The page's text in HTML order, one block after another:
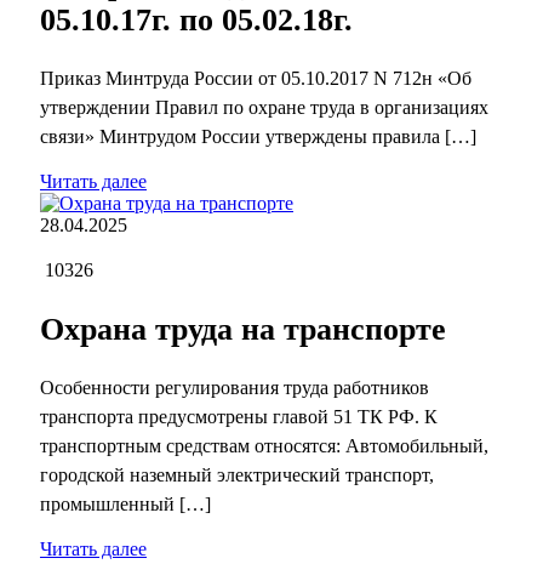
05.10.17г. по 05.02.18г.
Приказ Минтруда России от 05.10.2017 N 712н «Об
утверждении Правил по охране труда в организациях
связи» Минтрудом России утверждены правила […]
Читать далее
28.04.2025
10326
Охрана труда на транспорте
Особенности регулирования труда работников
транспорта предусмотрены главой 51 ТК РФ. К
транспортным средствам относятся: Автомобильный,
городской наземный электрический транспорт,
промышленный […]
Читать далее